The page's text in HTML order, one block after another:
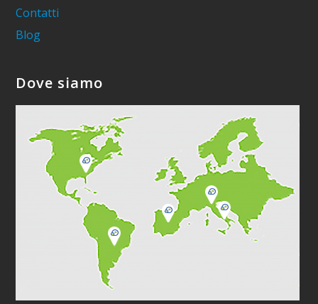
Contatti
Blog
Dove siamo